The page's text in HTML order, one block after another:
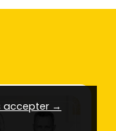
accepter →